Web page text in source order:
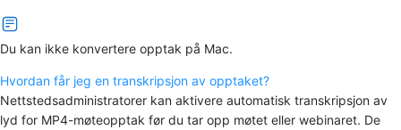
Du kan ikke konvertere opptak på Mac.
Hvordan får jeg en transkripsjon av opptaket?
Nettstedsadministratorer kan aktivere automatisk transkripsjon av
lyd for MP4-møteopptak før du tar opp møtet eller webinaret. De